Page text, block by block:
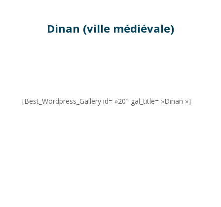
Dinan (ville médiévale)
[Best_Wordpress_Gallery id= »20″ gal_title= »Dinan »]